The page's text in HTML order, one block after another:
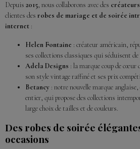
Depuis 2015, nous collaborons avec des
clientes des robes de mariage et de soirée
internet :
Helen Fontaine : créateur américain,
ses collections classiques qui séduisent
Adela Designs : la marque coup de cœur
son style vintage raffiné et ses prix
Betancy : notre nouvelle marque
entier, qui propose des collections
large choix de tailles et de couleurs.
Des robes de soirée
occasions